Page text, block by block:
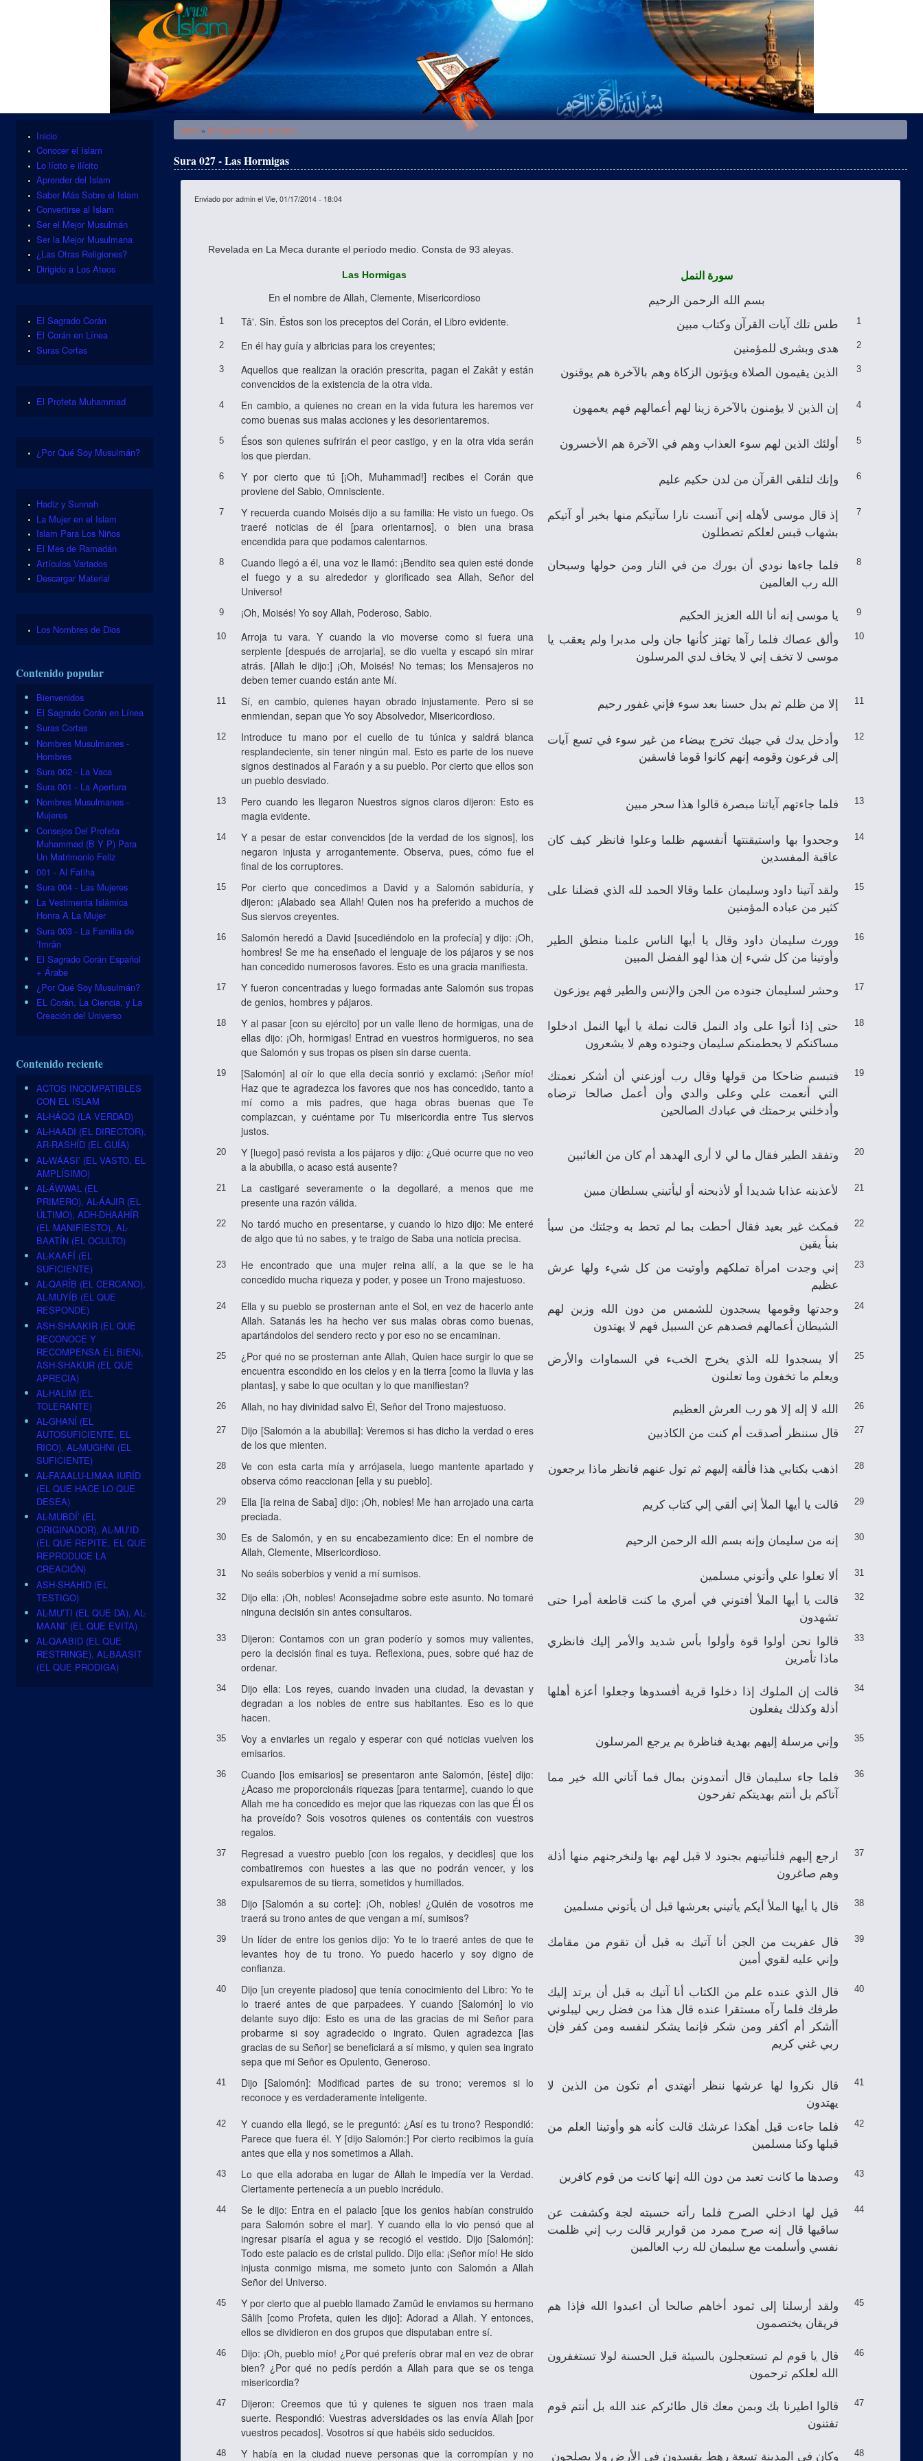
Se encuentra usted aquí
Inicio »El Sagrado Corán en Línea
Sura 027 - Las Hormigas
Enviado poradmin el Vie, 01/17/2014 - 18:04
Revelada en La Meca durante el período medio. Consta de 93 aleyas.
Las Hormigas سورة النمل
En el nombre de Allah, Clemente, Misericordioso بسم الله الرحمن الرحيم
1 Tâ'. Sîn. Éstos son los preceptos del Corán, el Libro evidente. طس تلك آيات القرآن وكتاب مبين 1
2 En él hay guía y albricias para los creyentes; هدى وبشرى للمؤمنين 2
3
Aquellos que realizan la oración prescrita, pagan el Zakât y están
convencidos de la existencia de la otra vida.
الذين يقيمون الصلاة ويؤتون الزكاة وهم بالآخرة هم يوقنون 3
4
En cambio, a quienes no crean en la vida futura les haremos ver
como buenas sus malas acciones y les desorientaremos.
إن الذين لا يؤمنون بالآخرة زينا لهم أعمالهم فهم يعمهون 4
5
Ésos son quienes sufrirán el peor castigo, y en la otra vida serán
los que pierdan.
أولئك الذين لهم سوء العذاب وهم في الآخرة هم الأخسرون 5
6
Y por cierto que tú [¡Oh, Muhammad!] recibes el Corán que
proviene del Sabio, Omnisciente.
وإنك لتلقى القرآن من لدن حكيم عليم 6
7
Y recuerda cuando Moisés dijo a su familia: He visto un fuego. Os
traeré noticias de él [para orientarnos], o bien una brasa
encendida para que podamos calentarnos.
إذ قال موسى لأهله إني آنست نارا سآتيكم منها بخبر أو آتيكم
بشهاب قبس لعلكم تصطلون
7
8
Cuando llegó a él, una voz le llamó: ¡Bendito sea quien esté donde
el fuego y a su alrededor y glorificado sea Allah, Señor del
Universo!
فلما جاءها نودي أن بورك من في النار ومن حولها وسبحان
الله رب العالمين
8
9 ¡Oh, Moisés! Yo soy Allah, Poderoso, Sabio. يا موسى إنه أنا الله العزيز الحكيم 9
10
Arroja tu vara. Y cuando la vio moverse como si fuera una
serpiente [después de arrojarla], se dio vuelta y escapó sin mirar
atrás. [Allah le dijo:] ¡Oh, Moisés! No temas; los Mensajeros no
deben temer cuando están ante Mí.
وألق عصاك فلما رآها تهتز كأنها جان ولى مدبرا ولم يعقب يا
موسى لا تخف إني لا يخاف لدي المرسلون
10
11
Sí, en cambio, quienes hayan obrado injustamente. Pero si se
enmiendan, sepan que Yo soy Absolvedor, Misericordioso.
إلا من ظلم ثم بدل حسنا بعد سوء فإني غفور رحيم 11
12
Introduce tu mano por el cuello de tu túnica y saldrá blanca
resplandeciente, sin tener ningún mal. Esto es parte de los nueve
signos destinados al Faraón y a su pueblo. Por cierto que ellos son
un pueblo desviado.
وأدخل يدك في جيبك تخرج بيضاء من غير سوء في تسع آيات
إلى فرعون وقومه إنهم كانوا قوما فاسقين
12
13
Pero cuando les llegaron Nuestros signos claros dijeron: Esto es
magia evidente.
فلما جاءتهم آياتنا مبصرة قالوا هذا سحر مبين 13
14
Y a pesar de estar convencidos [de la verdad de los signos], los
negaron injusta y arrogantemente. Observa, pues, cómo fue el
final de los corruptores.
وجحدوا بها واستيقنتها أنفسهم ظلما وعلوا فانظر كيف كان
عاقبة المفسدين
14
15
Por cierto que concedimos a David y a Salomón sabiduría, y
dijeron: ¡Alabado sea Allah! Quien nos ha preferido a muchos de
Sus siervos creyentes.
ولقد آتينا داود وسليمان علما وقالا الحمد لله الذي فضلنا على
كثير من عباده المؤمنين
15
16
Salomón heredó a David [sucediéndolo en la profecía] y dijo: ¡Oh,
hombres! Se me ha enseñado el lenguaje de los pájaros y se nos
han concedido numerosos favores. Esto es una gracia manifiesta.
وورث سليمان داود وقال يا أيها الناس علمنا منطق الطير
وأوتينا من كل شيء إن هذا لهو الفضل المبين
16
17
Y fueron concentradas y luego formadas ante Salomón sus tropas
de genios, hombres y pájaros.
وحشر لسليمان جنوده من الجن والإنس والطير فهم يوزعون 17
18
Y al pasar [con su ejército] por un valle lleno de hormigas, una de
ellas dijo: ¡Oh, hormigas! Entrad en vuestros hormigueros, no sea
que Salomón y sus tropas os pisen sin darse cuenta.
حتى إذا أتوا على واد النمل قالت نملة يا أيها النمل ادخلوا
مساكنكم لا يحطمنكم سليمان وجنوده وهم لا يشعرون
18
19
[Salomón] al oír lo que ella decía sonrió y exclamó: ¡Señor mío!
Haz que te agradezca los favores que nos has concedido, tanto a
mí como a mis padres, que haga obras buenas que Te
complazcan, y cuéntame por Tu misericordia entre Tus siervos
justos.
فتبسم ضاحكا من قولها وقال رب أوزعني أن أشكر نعمتك
التي أنعمت علي وعلى والدي وأن أعمل صالحا ترضاه
وأدخلني برحمتك في عبادك الصالحين
19
20
Y [luego] pasó revista a los pájaros y dijo: ¿Qué ocurre que no veo
a la abubilla, o acaso está ausente?
وتفقد الطير فقال ما لي لا أرى الهدهد أم كان من الغائبين 20
21
La castigaré severamente o la degollaré, a menos que me
presente una razón válida.
لأعذبنه عذابا شديدا أو لأذبحنه أو ليأتيني بسلطان مبين 21
22
No tardó mucho en presentarse, y cuando lo hizo dijo: Me enteré
de algo que tú no sabes, y te traigo de Saba una noticia precisa.
فمكث غير بعيد فقال أحطت بما لم تحط به وجئتك من سبأ
بنبأ يقين
22
23
He encontrado que una mujer reina allí, a la que se le ha
concedido mucha riqueza y poder, y posee un Trono majestuoso.
إني وجدت امرأة تملكهم وأوتيت من كل شيء ولها عرش
عظيم
23
24
Ella y su pueblo se prosternan ante el Sol, en vez de hacerlo ante
Allah. Satanás les ha hecho ver sus malas obras como buenas,
apartándolos del sendero recto y por eso no se encaminan.
وجدتها وقومها يسجدون للشمس من دون الله وزين لهم
الشيطان أعمالهم فصدهم عن السبيل فهم لا يهتدون
24
25
¿Por qué no se prosternan ante Allah, Quien hace surgir lo que se
encuentra escondido en los cielos y en la tierra [como la lluvia y las
plantas], y sabe lo que ocultan y lo que manifiestan?
ألا يسجدوا لله الذي يخرج الخبء في السماوات والأرض
ويعلم ما تخفون وما تعلنون
25
26 Allah, no hay divinidad salvo Él, Señor del Trono majestuoso. الله لا إله إلا هو رب العرش العظيم 26
27
Dijo [Salomón a la abubilla]: Veremos si has dicho la verdad o eres
de los que mienten.
قال سننظر أصدقت أم كنت من الكاذبين 27
28
Ve con esta carta mía y arrójasela, luego mantente apartado y
observa cómo reaccionan [ella y su pueblo].
اذهب بكتابي هذا فألقه إليهم ثم تول عنهم فانظر ماذا يرجعون 28
29
Ella [la reina de Saba] dijo: ¡Oh, nobles! Me han arrojado una carta
preciada.
قالت يا أيها الملأ إني ألقي إلي كتاب كريم 29
30
Es de Salomón, y en su encabezamiento dice: En el nombre de
Allah, Clemente, Misericordioso.
إنه من سليمان وإنه بسم الله الرحمن الرحيم 30
31 No seáis soberbios y venid a mí sumisos. ألا تعلوا علي وأتوني مسلمين 31
32
Dijo ella: ¡Oh, nobles! Aconsejadme sobre este asunto. No tomaré
ninguna decisión sin antes consultaros.
قالت يا أيها الملأ أفتوني في أمري ما كنت قاطعة أمرا حتى
تشهدون
32
33
Dijeron: Contamos con un gran poderío y somos muy valientes,
pero la decisión final es tuya. Reflexiona, pues, sobre qué haz de
ordenar.
قالوا نحن أولوا قوة وأولوا بأس شديد والأمر إليك فانظري
ماذا تأمرين
33
34
Dijo ella: Los reyes, cuando invaden una ciudad, la devastan y
degradan a los nobles de entre sus habitantes. Eso es lo que
hacen.
قالت إن الملوك إذا دخلوا قرية أفسدوها وجعلوا أعزة أهلها
أذلة وكذلك يفعلون
34
35
Voy a enviarles un regalo y esperar con qué noticias vuelven los
emisarios.
وإني مرسلة إليهم بهدية فناظرة بم يرجع المرسلون 35
36
Cuando [los emisarios] se presentaron ante Salomón, [éste] dijo:
¿Acaso me proporcionáis riquezas [para tentarme], cuando lo que
Allah me ha concedido es mejor que las riquezas con las que Él os
ha proveído? Sois vosotros quienes os contentáis con vuestros
regalos.
فلما جاء سليمان قال أتمدونن بمال فما آتاني الله خير مما
آتاكم بل أنتم بهديتكم تفرحون
36
37
Regresad a vuestro pueblo [con los regalos, y decidles] que los
combatiremos con huestes a las que no podrán vencer, y los
expulsaremos de su tierra, sometidos y humillados.
ارجع إليهم فلنأتينهم بجنود لا قبل لهم بها ولنخرجنهم منها أذلة
وهم صاغرون
37
38
Dijo [Salomón a su corte]: ¡Oh, nobles! ¿Quién de vosotros me
traerá su trono antes de que vengan a mí, sumisos?
قال يا أيها الملأ أيكم يأتيني بعرشها قبل أن يأتوني مسلمين 38
39
Un líder de entre los genios dijo: Yo te lo traeré antes de que te
levantes hoy de tu trono. Yo puedo hacerlo y soy digno de
confianza.
قال عفريت من الجن أنا آتيك به قبل أن تقوم من مقامك
وإني عليه لقوي أمين
39
40
Dijo [un creyente piadoso] que tenía conocimiento del Libro: Yo te
lo traeré antes de que parpadees. Y cuando [Salomón] lo vio
delante suyo dijo: Esto es una de las gracias de mi Señor para
probarme si soy agradecido o ingrato. Quien agradezca [las
gracias de su Señor] se beneficiará a sí mismo, y quien sea ingrato
sepa que mi Señor es Opulento, Generoso.
قال الذي عنده علم من الكتاب أنا آتيك به قبل أن يرتد إليك
طرفك فلما رآه مستقرا عنده قال هذا من فضل ربي ليبلوني
أأشكر أم أكفر ومن شكر فإنما يشكر لنفسه ومن كفر فإن
ربي غني كريم
40
41
Dijo [Salomón]: Modificad partes de su trono; veremos si lo
reconoce y es verdaderamente inteligente.
قال نكروا لها عرشها ننظر أتهتدي أم تكون من الذين لا
يهتدون
41
42
Y cuando ella llegó, se le preguntó: ¿Así es tu trono? Respondió:
Parece que fuera él. Y [dijo Salomón:] Por cierto recibimos la guía
antes que ella y nos sometimos a Allah.
فلما جاءت قيل أهكذا عرشك قالت كأنه هو وأوتينا العلم من
قبلها وكنا مسلمين
42
43
Lo que ella adoraba en lugar de Allah le impedía ver la Verdad.
Ciertamente pertenecía a un pueblo incrédulo.
وصدها ما كانت تعبد من دون الله إنها كانت من قوم كافرين 43
44
Se le dijo: Entra en el palacio [que los genios habían construido
para Salomón sobre el mar]. Y cuando ella lo vio pensó que al
ingresar pisaría el agua y se recogió el vestido. Dijo [Salomón]:
Todo este palacio es de cristal pulido. Dijo ella: ¡Señor mío! He sido
injusta conmigo misma, me someto junto con Salomón a Allah
Señor del Universo.
قيل لها ادخلي الصرح فلما رأته حسبته لجة وكشفت عن
ساقيها قال إنه صرح ممرد من قوارير قالت رب إني ظلمت
نفسي وأسلمت مع سليمان لله رب العالمين
44
45
Y por cierto que al pueblo llamado Zamûd le enviamos su hermano
Sâlih [como Profeta, quien les dijo]: Adorad a Allah. Y entonces,
ellos se dividieron en dos grupos que disputaban entre sí.
ولقد أرسلنا إلى ثمود أخاهم صالحا أن اعبدوا الله فإذا هم
فريقان يختصمون
45
46
Dijo: ¡Oh, pueblo mío! ¿Por qué preferís obrar mal en vez de obrar
bien? ¿Por qué no pedís perdón a Allah para que se os tenga
misericordia?
قال يا قوم لم تستعجلون بالسيئة قبل الحسنة لولا تستغفرون
الله لعلكم ترحمون
46
47
Dijeron: Creemos que tú y quienes te siguen nos traen mala
suerte. Respondió: Vuestras adversidades os las envía Allah [por
vuestros pecados]. Vosotros sí que habéis sido seducidos.
قالوا اطيرنا بك وبمن معك قال طائركم عند الله بل أنتم قوم
تفتنون
47
48 Y había en la ciudad nueve personas que la corrompían y no وكان في المدينة تسعة رهط يفسدون في الأرض ولا يصلحون 48
Inicio
Conocer el Islam
Lo lícito e ilícito
Aprender del Islam
Saber Más Sobre el Islam
Convertirse al Islam
Ser el Mejor Musulmán
Ser la Mejor Musulmana
¿Las Otras Religiones?
Dirigido a Los Ateos
El Sagrado Corán
El Corán en Línea
Suras Cortas
El Profeta Muhammad
¿Por Qué Soy Musulmán?
Hadiz y Sunnah
La Mujer en el Islam
Islam Para Los Niños
El Mes de Ramadán
Artículos Variados
Descargar Material
Los Nombres de Dios
Contenido popular
Bienvenidos
El Sagrado Corán en Línea
Suras Cortas
Nombres Musulmanes -
Hombres
Sura 002 - La Vaca
Sura 001 - La Apertura
Nombres Musulmanes -
Mujeres
Consejos Del Profeta
Muhammad (B Y P) Para
Un Matrimonio Feliz
001 - Al Fatiha
Sura 004 - Las Mujeres
La Vestimenta Islámica
Honra A La Mujer
Sura 003 - La Familia de
‘Imrân
El Sagrado Corán Español
+ Árabe
¿Por Qué Soy Musulmán?
EL Corán, La Ciencia, y La
Creación del Universo
Contenido reciente
ACTOS INCOMPATIBLES
CON EL ISLAM
AL-HÁQQ (LA VERDAD)
AL-HAADI (EL DIRECTOR),
AR-RASHÍD (EL GUÍA)
AL-WÁASI’ (EL VASTO, EL
AMPLÍSIMO)
AL-ÁWWAL (EL
PRIMERO), AL-ÁAJIR (EL
ÚLTIMO), ADH-DHAAHÍR
(EL MANIFIESTO), AL-
BAATÍN (EL OCULTO)
AL-KAAFÍ (EL
SUFICIENTE)
AL-QARÍB (EL CERCANO),
AL-MUYÍB (EL QUE
RESPONDE)
ASH-SHAAKIR (EL QUE
RECONOCE Y
RECOMPENSA EL BIEN),
ASH-SHAKUR (EL QUE
APRECIA)
AL-HALÍM (EL
TOLERANTE)
AL-GHANÍ (EL
AUTOSUFICIENTE, EL
RICO), AL-MUGHNI (EL
SUFICIENTE)
AL-FA’AALU-LIMAA IURÍD
(EL QUE HACE LO QUE
DESEA)
AL-MUBDÍ’ (EL
ORIGINADOR), AL-MU’ID
(EL QUE REPITE, EL QUE
REPRODUCE LA
CREACIÓN)
ASH-SHAHID (EL
TESTIGO)
AL-MU’TI (EL QUE DA), AL-
MAANI’ (EL QUE EVITA)
AL-QAABID (EL QUE
RESTRINGE), AL-BAASIT
(EL QUE PRODIGA)